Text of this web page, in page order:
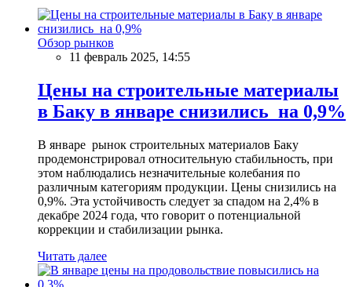
Обзор рынков
11 февраль 2025, 14:55
Цены на строительные материалы
в Баку в январе снизились на 0,9%
В январе рынок строительных материалов Баку
продемонстрировал относительную стабильность, при
этом наблюдались незначительные колебания по
различным категориям продукции. Цены снизились на
0,9%. Эта устойчивость следует за спадом на 2,4% в
декабре 2024 года, что говорит о потенциальной
коррекции и стабилизации рынка.
Читать далее